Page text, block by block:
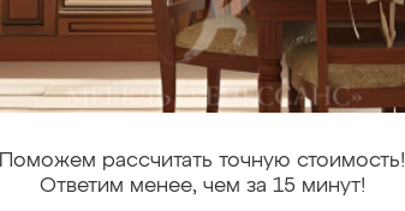
Поможем рассчитать точную стоимость!
Ответим менее, чем за 15 минут!